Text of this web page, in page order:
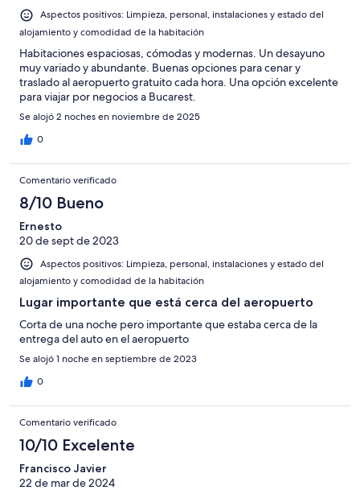
Aspectos positivos: Limpieza, personal, instalaciones y estado del
alojamiento y comodidad de la habitación
Habitaciones espaciosas, cómodas y modernas. Un desayuno
muy variado y abundante. Buenas opciones para cenar y
traslado al aeropuerto gratuito cada hora. Una opción excelente
para viajar por negocios a Bucarest.
Se alojó 2 noches en noviembre de 2025
0
Comentario verificado
8/10 Bueno
Ernesto
20 de sept de 2023
Aspectos positivos: Limpieza, personal, instalaciones y estado del
alojamiento y comodidad de la habitación
Lugar importante que está cerca del aeropuerto
Corta de una noche pero importante que estaba cerca de la
entrega del auto en el aeropuerto
Se alojó 1 noche en septiembre de 2023
0
Comentario verificado
10/10 Excelente
Francisco Javier
22 de mar de 2024